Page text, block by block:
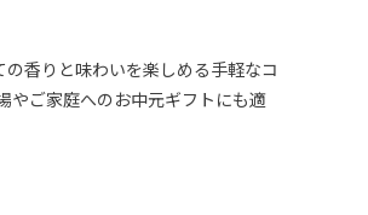
香りと味わいを楽しめる手軽なコ
やご家庭へのお中元ギフトにも適